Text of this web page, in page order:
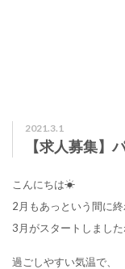
2021.3.1
【求人募集】
こんにちは☀
2月もあっという間に終
3月がスタートしました
過ごしやすい気温で、